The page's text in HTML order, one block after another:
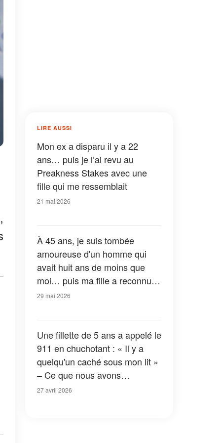
LIRE AUSSI
Mon ex a disparu il y a 22
ans… puis je l’ai revu au
Preakness Stakes avec une
fille qui me ressemblait
21 mai 2026
À 45 ans, je suis tombée
amoureuse d'un homme qui
avait huit ans de moins que
moi… puis ma fille a reconnu
son visage
29 mai 2026
Une fillette de 5 ans a appelé le
911 en chuchotant : « Il y a
quelqu'un caché sous mon lit »
– Ce que nous avons
découvert m'a glacé le sang
27 avril 2026